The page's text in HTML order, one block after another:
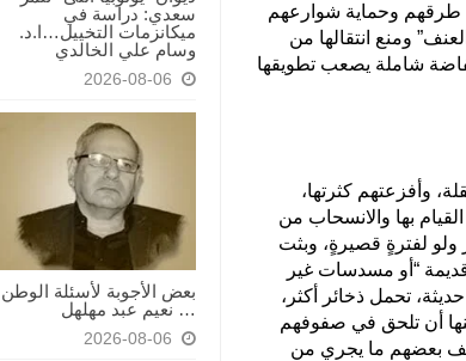
سعدي: دراسة في
ميكانزمات التخييل…ا.د.
وسام علي الخالدي
2026-08-06
بعض الأجوبة لأسئلة الوطن
… نعيم عبد مهلهل
2026-08-06
طرقهم وحماية شوارعهم
ومنع انتقالها من
شاملة يصعب تطويقها
وأفزعتهم كثرتها،
بها والانسحاب من
ولو لفترةٍ قصيرةٍ، وبثت
قديمة “أو مسدسات غير
تحمل ذخائر أكثر،
أن تلحق في صفوفهم
بعضهم ما يجري من